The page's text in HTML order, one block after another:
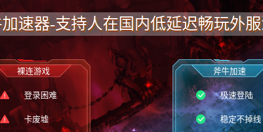
速器-支持人在国内低延迟畅玩外
裸连游戏
登录困难
卡废墟
斧牛加速
极速登陆
稳定不掉线